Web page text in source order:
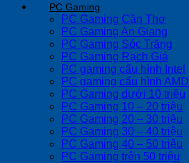
PC Gaming
PC Gaming Cần Thơ
PC Gaming An Giang
PC Gaming Sóc Trăng
PC Gaming Rạch Giá
PC gaming cấu hình Intel
PC gaming cấu hình AMD
PC Gaming dưới 10 triệu
PC Gaming 10 – 20 triệu
PC Gaming 20 – 30 triệu
PC Gaming 30 – 40 triệu
PC Gaming 40 – 50 triệu
PC Gaming trên 50 triệu